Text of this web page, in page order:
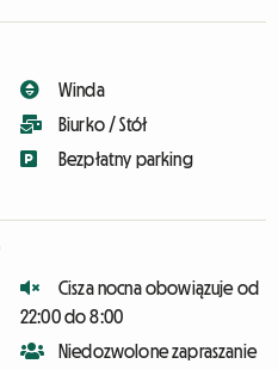
Winda
Biurko / Stół
Bezpłatny parking
Cisza nocna obowiązuje od
22:00 do 8:00
Niedozwolone zapraszanie